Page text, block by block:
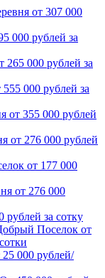
от 307 000
000 рублей за
265 000 рублей за
555 000 рублей за
от 355 000 рублей
от 276 000 рублей
от 177 000
от 276 000
рублей за сотку
Поселок от
25 000 рублей/